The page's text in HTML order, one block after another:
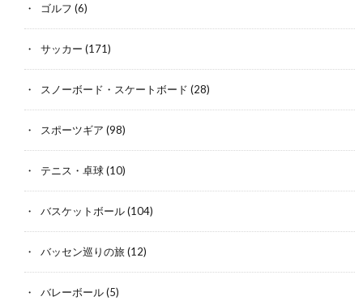
ゴルフ (6)
サッカー (171)
スノーボード・スケートボード (28)
スポーツギア (98)
テニス・卓球(10)
バスケットボール(104)
バッセン巡りの旅(12)
バレーボール(5)